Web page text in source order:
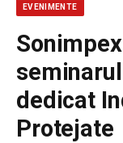
EVENIMENTE
dedicat
Protejate